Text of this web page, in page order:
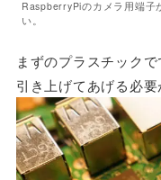
RaspberryPiのカメラ用端子
い。
まずのプラスチック
引き上げてあげる必要